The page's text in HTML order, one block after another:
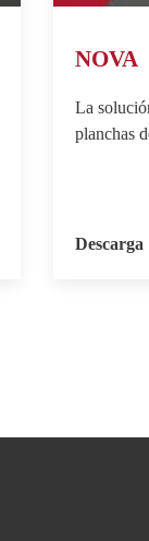
NOVA
La
planchas
Descarga